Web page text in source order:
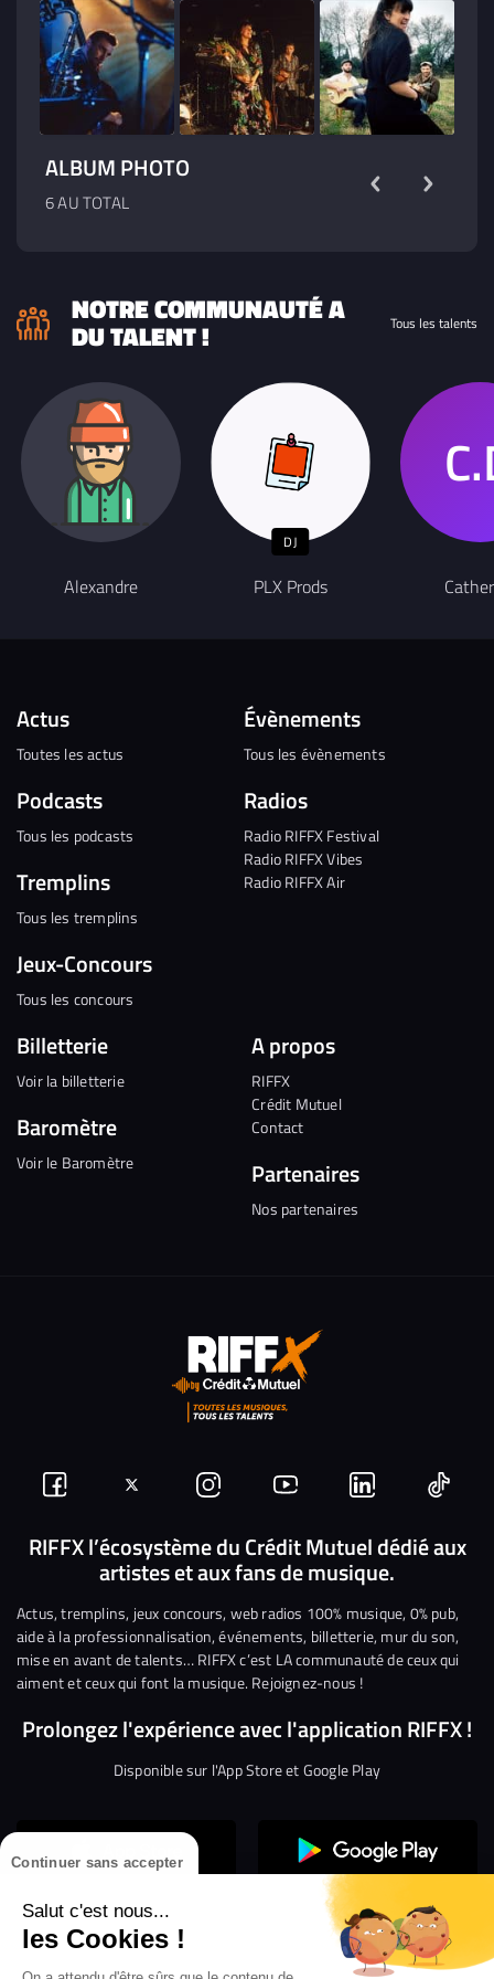
Continuer sans accepter
Salut c'est nous...
les Cookies !
ALBUM PHOTO
6 AU TOTAL
NOTRE COMMUNAUTÉ A
DU TALENT ! Tous les talents
Alexandre
DJ
PLX Prods
Actus
Toutes les actus
Podcasts
Tous les podcasts
Tremplins
Tous les tremplins
Jeux-Concours
Tous les concours
Évènements
Tous les évènements
Radios
Radio RIFFX Festival
Radio RIFFX Vibes
Radio RIFFX Air
Billetterie
Voir la billetterie
Baromètre
Voir le Baromètre
A propos
RIFFX
Crédit Mutuel
Contact
Partenaires
Nos partenaires
Suivez-
nous
Facebook
Suivez-
nous
sur
Twitter
Nous
rejoindre
sur
Instagram
Nous
rejoindre
sur
YouTube
Nous
rejoindre
sur
Linkedin
Nous
RIFFX l’écosystème du Crédit Mutuel dédié aux
artistes et aux fans de musique.
Actus, tremplins, jeux concours, web radios 100% musique, 0% pub,
aide à la professionnalisation, événements, billetterie, mur du son,
mise en avant de talents… RIFFX c’est LA communauté de ceux qui
aiment et ceux qui font la musique. Rejoignez-nous !
Prolongez l'expérience avec l'application RIFFX !
Disponible sur l'App Store et Google Play